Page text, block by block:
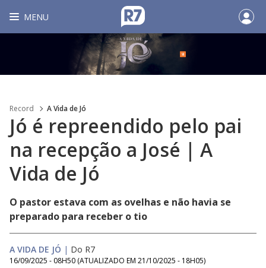
MENU
Record A Vida de Jó
Jó é repreendido pelo pai
na recepção a José | A
Vida de Jó
O pastor estava com as ovelhas e não havia se
preparado para receber o tio
A VIDA DE JÓ | Do R7
16/09/2025 - 08H50 (ATUALIZADO EM 21/10/2025 - 18H05)